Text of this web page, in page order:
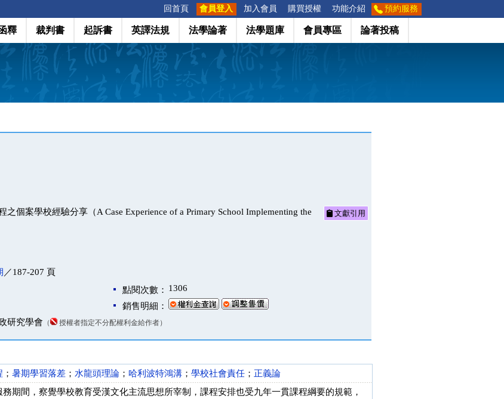
回首頁 會員登入 加入會員 購買授權 功能介紹 預約服務
釋 裁判書 起訴書 英譯法規 法學論著 法學題庫 會員專區 論著投稿
之個案學校經驗分享（A Case Experience of a Primary School Implementing the
文獻引用
／187-207 頁
點閱次數： 1306
銷售明細：
研究學會 （ 授權者指定不分配權利金給作者）
； 暑期學習落差 ； 水龍頭理論 ； 哈利波特鴻溝 ； 學校社會責任 ； 正義論
期間，察覺學校教育受漢文化主流思想所宰制，課程安排也受九年一貫課程綱要的規範，